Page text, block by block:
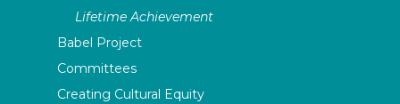
Lifetime Achievement
Babel Project
Committees
Creating Cultural Equity